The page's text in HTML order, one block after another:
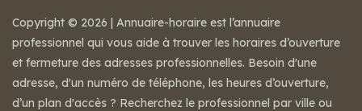
Copyright © 2026 | Annuaire-horaire est l’annuaire
professionnel qui vous aide à trouver les horaires d’ouverture
et fermeture des adresses professionnelles. Besoin d'une
adresse, d'un numéro de téléphone, les heures d’ouverture,
d’un plan d'accès ? Recherchez le professionnel par ville ou